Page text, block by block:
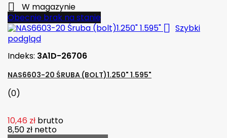

W magazynie
Obecnie brak na stanie
 Szybki
podgląd
Indeks: 3A1D-26706
NAS6603-20 ŚRUBA (BOLT)1.250" 1.595"
(0)
10,46 zł brutto
8,50 zł netto